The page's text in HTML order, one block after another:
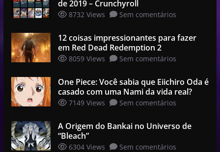
de 2019 – Crunchyroll
8732 Views Sem comentários
12 coisas impressionantes para fazer
em Red Dead Redemption 2
8059 Views Sem comentários
One Piece: Você sabia que Eiichiro Oda é
casado com uma Nami da vida real?
7149 Views Sem comentários
A Origem do Bankai no Universo de
“Bleach”
6304 Views Sem comentários